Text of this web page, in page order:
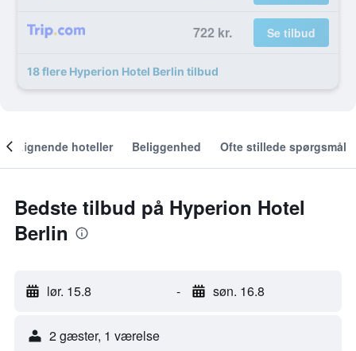
722 kr. Se tilbud
18 flere Hyperion Hotel Berlin tilbud
Lignende hoteller Beliggenhed Ofte stillede spørgsmål
Bedste tilbud på Hyperion Hotel
Berlin
lør. 15.8 - søn. 16.8
2 gæster, 1 værelse